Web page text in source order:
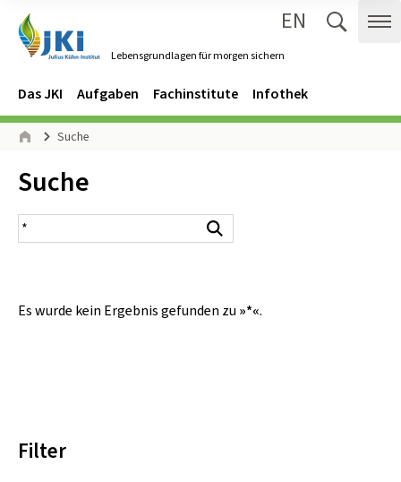
Lebensgrundlagen für morgen sichern
EN
Navigation
Hauptmenü
Das JKI Aufgaben Fachinstitute Infothek
Seitenpfad
Suche
Inhalt:
Suche
Suchergebnis
Es wurde kein Ergebnis gefunden zu »*«.
Filter